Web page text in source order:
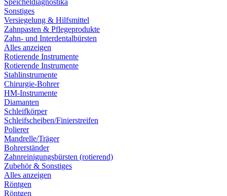
Speicheldiagnostika
Sonstiges
Versiegelung & Hilfsmittel
Zahnpasten & Pflegeprodukte
Zahn- und Interdentalbürsten
Alles anzeigen
Rotierende Instrumente
Rotierende Instrumente
Stahlinstrumente
Chirurgie-Bohrer
HM-Instrumente
Diamanten
Schleifkörper
Schleifscheiben/Finierstreifen
Polierer
Mandrelle/Träger
Bohrerständer
Zahnreinigungsbürsten (rotierend)
Zubehör & Sonstiges
Alles anzeigen
Röntgen
Röntgen